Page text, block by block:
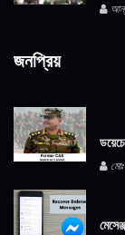
জনপ্রিয়